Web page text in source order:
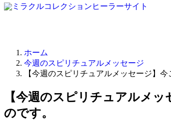
ホーム
今週のスピリチュアルメッセージ
【今週のスピリチュアルメッセージ】
【今週のスピリチュアルメ
のです。